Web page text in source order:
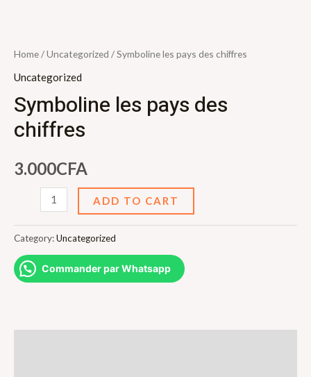
Home/Uncategorized / Symboline les pays des chiffres
Uncategorized
Symboline les pays des
chiffres
3.000CFA
Symboline
pays
chiffres
ADD TO CART
Category:Uncategorized
Commander par Whatsapp